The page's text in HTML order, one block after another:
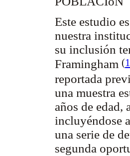
Este estudio
nuestra
su inclusión
Framingham (
reportada
una muestra
años de
incluyéndose
una serie de
segunda